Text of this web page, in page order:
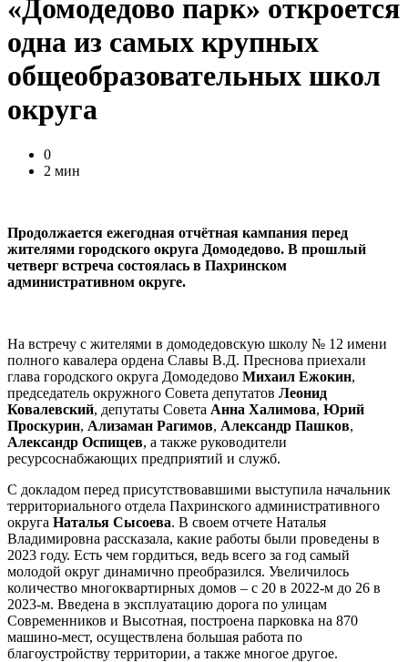
«Домодедово парк» откроется
одна из самых крупных
общеобразовательных школ
округа
0
2 мин
Продолжается ежегодная отчётная кампания перед
жителями городского округа Домодедово. В прошлый
четверг встреча состоялась в Пахринском
административном округе.
На встречу с жителями в домодедовскую школу № 12 имени
полного кавалера ордена Славы В.Д. Преснова приехали
глава городского округа Домодедово Михаил Ежокин,
председатель окружного Совета депутатов Леонид
Ковалевский, депутаты Совета Анна Халимова, Юрий
Проскурин, Ализаман Рагимов, Александр Пашков,
Александр Оспищев, а также руководители
ресурсоснабжающих предприятий и служб.
С докладом перед присутствовавшими выступила начальник
территориального отдела Пахринского административного
округа Наталья Сысоева. В своем отчете Наталья
Владимировна рассказала, какие работы были проведены в
2023 году. Есть чем гордиться, ведь всего за год самый
молодой округ динамично преобразился. Увеличилось
количество многоквартирных домов – с 20 в 2022-м до 26 в
2023-м. Введена в эксплуатацию дорога по улицам
Современников и Высотная, построена парковка на 870
машино-мест, осуществлена большая работа по
благоустройству территории, а также многое другое.